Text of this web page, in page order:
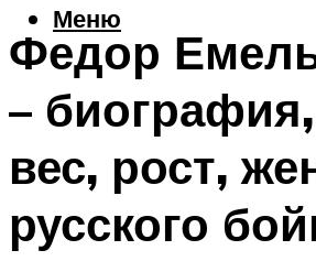
Меню
Федор
–
вес, рост,
русского